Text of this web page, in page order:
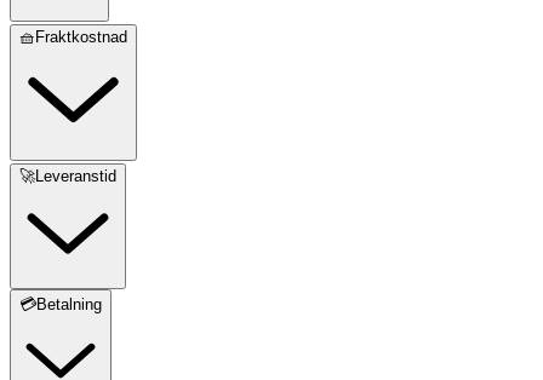
🧺Fraktkostnad
🚀Leveranstid
💳Betalning